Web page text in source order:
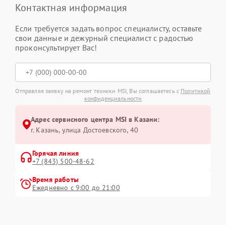
Контактная информация
Если требуется задать вопрос специалисту, оставьте
свои данные и дежурный специалист с радостью
проконсультирует Вас!
Отправляя заявку на ремонт техники MSI, Вы соглашаетесь с Политикой
конфиденциальности
Адрес сервисного центра MSI в Казани:
г. Казань, улица Достоевского, 40
Горячая линия
+7 (843) 500-48-62
Время работы
Ежедневно с 9:00 до 21:00